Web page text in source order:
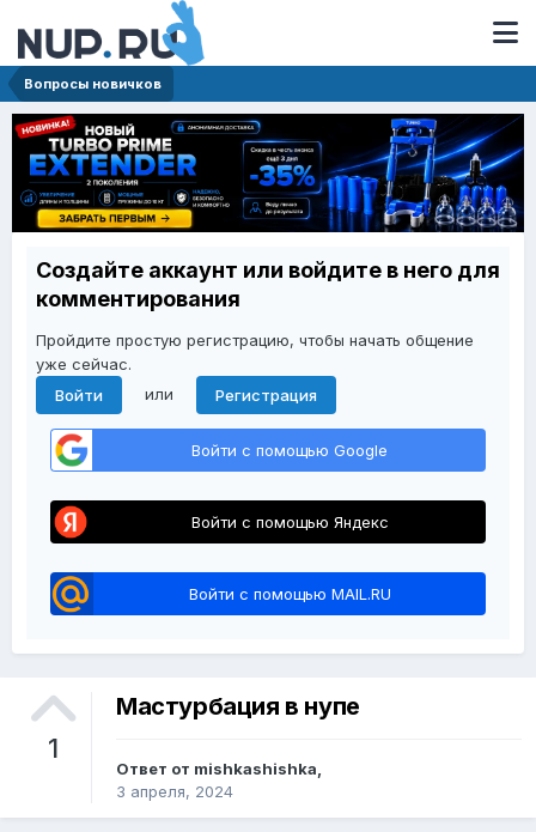
Вопросы новичков
Создайте аккаунт или войдите в него для
комментирования
Пройдите простую регистрацию, чтобы начать общение
уже сейчас.
Войти
или Регистрация
Войти с помощью Google
Войти с помощью Яндекс
Войти с помощью MAIL.RU
1
Мастурбация в нупе
Ответ от mishkashishka,
3 апреля, 2024